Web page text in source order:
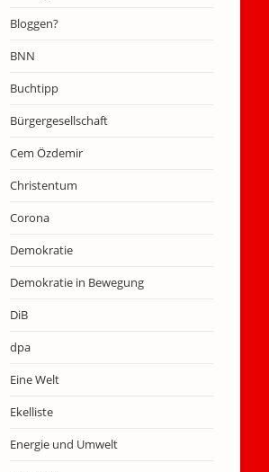
Bloggen?
BNN
Buchtipp
Bürgergesellschaft
Cem Özdemir
Christentum
Corona
Demokratie
Demokratie in Bewegung
DiB
dpa
Eine Welt
Ekelliste
Energie und Umwelt